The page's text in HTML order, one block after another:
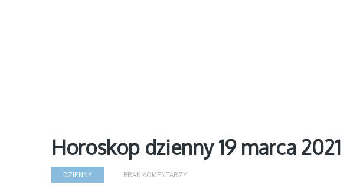
Horoskop dzienny 19 marca 2021
DZIENNY BRAK KOMENTARZY